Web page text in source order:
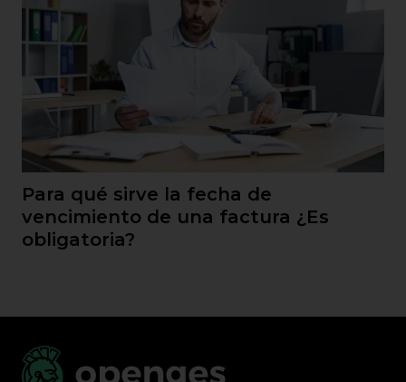
Para qué sirve la fecha de
vencimiento de una factura ¿Es
obligatoria?